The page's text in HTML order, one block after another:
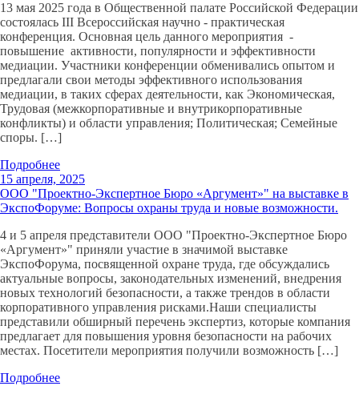
13 мая 2025 года в Общественной палате Российской Федерации
состоялась III Всероссийская научно - практическая
конференция. Основная цель данного мероприятия -
повышение активности, популярности и эффективности
медиации. Участники конференции обменивались опытом и
предлагали свои методы эффективного использования
медиации, в таких сферах деятельности, как Экономическая,
Трудовая (межкорпоративные и внутрикорпоративные
конфликты) и области управления; Политическая; Семейные
споры. […]
Подробнее
15 апреля, 2025
ООО "Проектно-Экспертное Бюро «Аргумент»" на выставке в
ЭкспоФоруме: Вопросы охраны труда и новые возможности.
4 и 5 апреля представители ООО "Проектно-Экспертное Бюро
«Аргумент»" приняли участие в значимой выставке
ЭкспоФорума, посвященной охране труда, где обсуждались
актуальные вопросы, законодательных изменений, внедрения
новых технологий безопасности, а также трендов в области
корпоративного управления рисками.Наши специалисты
представили обширный перечень экспертиз, которые компания
предлагает для повышения уровня безопасности на рабочих
местах. Посетители мероприятия получили возможность […]
Подробнее